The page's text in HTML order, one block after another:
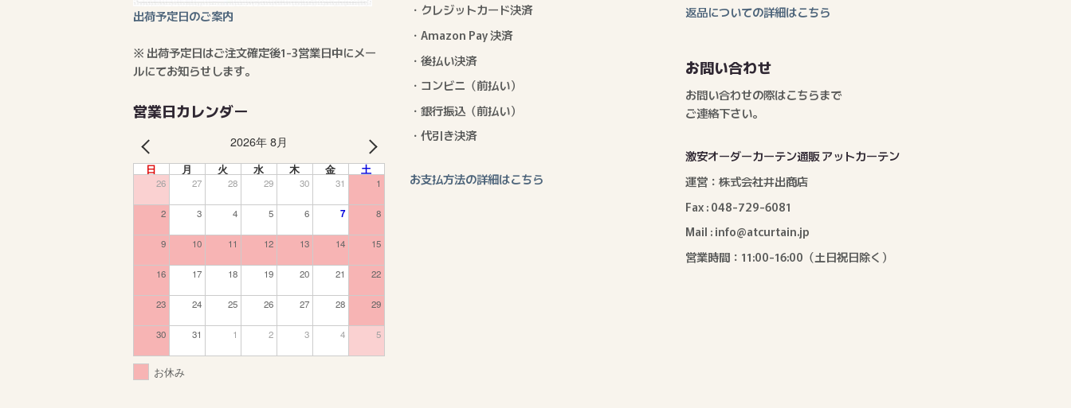
出荷予定日のご案内
※ 出荷予定日はご注文確定後1-3営業日中にメー
ルにてお知らせします。
営業日カレンダー
2026年 8月
日 月 火 水 木 金 土
26 27 28 29 30 31 1
2 3 4 5 6 7 8
9 10 11 12 13 14 15
16 17 18 19 20 21 22
23 24 25 26 27 28 29
30 31 1 2 3 4 5
お休み
・クレジットカード決済
・Amazon Pay 決済
・後払い決済
・コンビニ（前払い）
・銀行振込（前払い）
・代引き決済
お支払方法の詳細はこちら
返品についての詳細はこちら
お問い合わせ
お問い合わせの際はこちらまで
ご連絡下さい。
激安オーダーカーテン通販 アットカーテン
運営：株式会社井出商店
Fax : 048-729-6081
Mail : info@atcurtain.jp
営業時間：11:00-16:00（土日祝日除く）